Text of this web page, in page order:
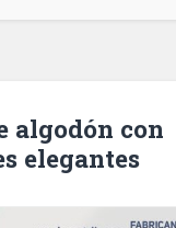
algodón con
elegantes